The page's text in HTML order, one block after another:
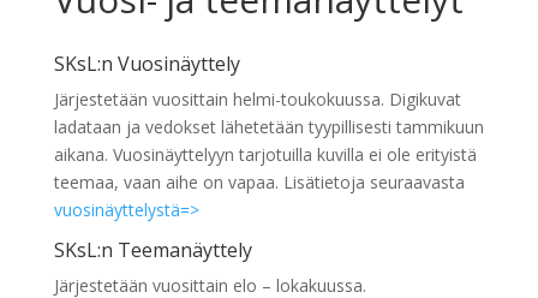
SKsL:n Vuosinäyttely
Järjestetään vuosittain helmi-toukokuussa. Digikuvat
ladataan ja vedokset lähetetään tyypillisesti tammikuun
aikana. Vuosinäyttelyyn tarjotuilla kuvilla ei ole erityistä
teemaa, vaan aihe on vapaa. Lisätietoja seuraavasta
vuosinäyttelystä=>
SKsL:n Teemanäyttely
Järjestetään vuosittain elo – lokakuussa.